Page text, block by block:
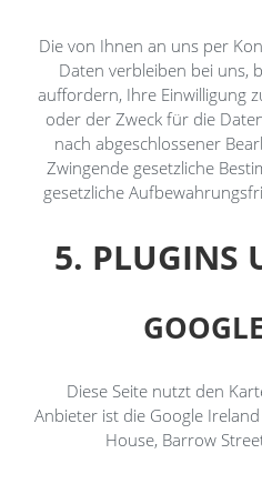
Die von Ihnen an uns per
Daten verbleiben bei uns,
auffordern, Ihre Einwilligung
oder der Zweck für die
nach abgeschlossener
Zwingende gesetzliche
gesetzliche
5. PLUGINS
Diese Seite nutzt den
Anbieter ist die Google
House, Barrow